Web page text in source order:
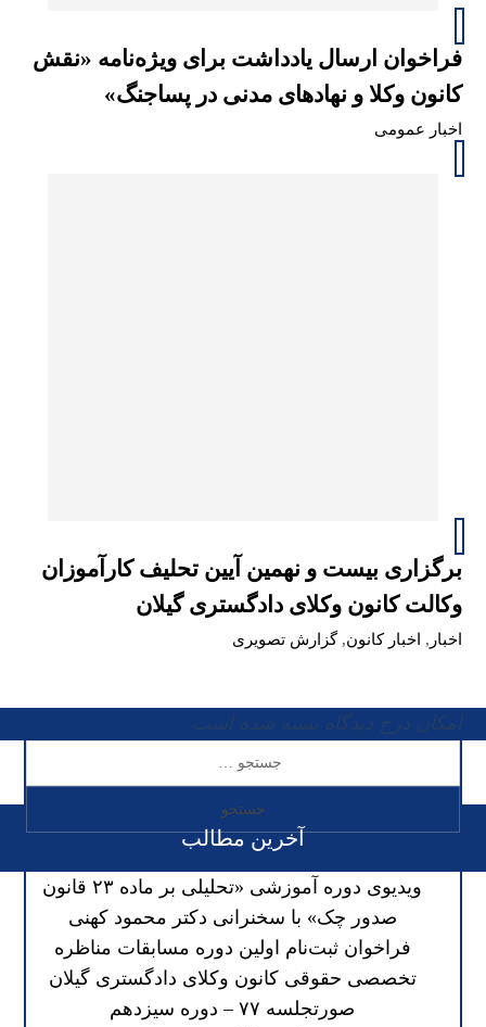
فراخوان ارسال یادداشت برای ویژه‌نامه «نقش
کانون وکلا و نهادهای مدنی در پساجنگ»
اخبار عمومی
برگزاری بیست و نهمین آیین تحلیف کارآموزان
وکالت کانون وکلای دادگستری گیلان
اخبار , اخبار کانون,گزارش تصویری
آخرین مطالب
ویدیوی دوره آموزشی «تحلیلی بر ماده ۲۳ قانون
صدور چک» با سخنرانی دکتر محمود کهنی
فراخوان ثبت‌نام اولین دوره مسابقات مناظره
تخصصی حقوقی کانون وکلای دادگستری گیلان
صورتجلسه ۷۷ – دوره سیزدهم